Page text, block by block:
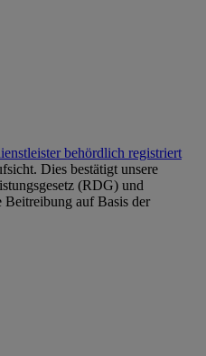
behördlich registriert
Dies bestätigt unsere
(RDG) und
Beitreibung auf Basis der